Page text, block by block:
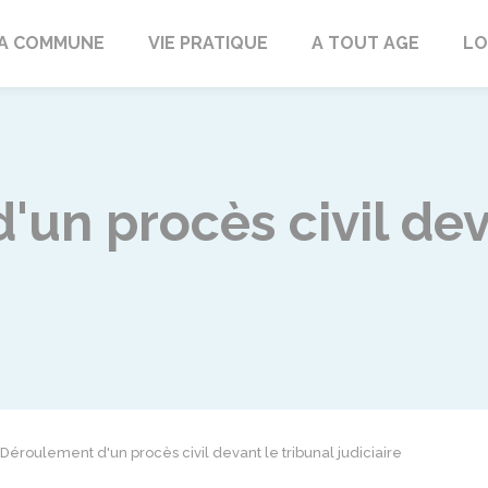
COMMUNE VIE PRATIQUE A TOUT AGE
procès civil
Déroulement d'un procès civil devant le tribunal judiciaire